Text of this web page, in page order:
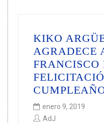
KIKO
AGRADECE
FRANCISCO
enero 9, 2019
AdJ